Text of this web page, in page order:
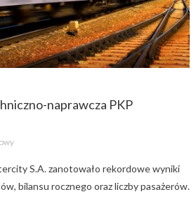
naprawcza PKP
S.A. zanotowało rekordowe wyniki
bilansu rocznego oraz liczby pasażerów.